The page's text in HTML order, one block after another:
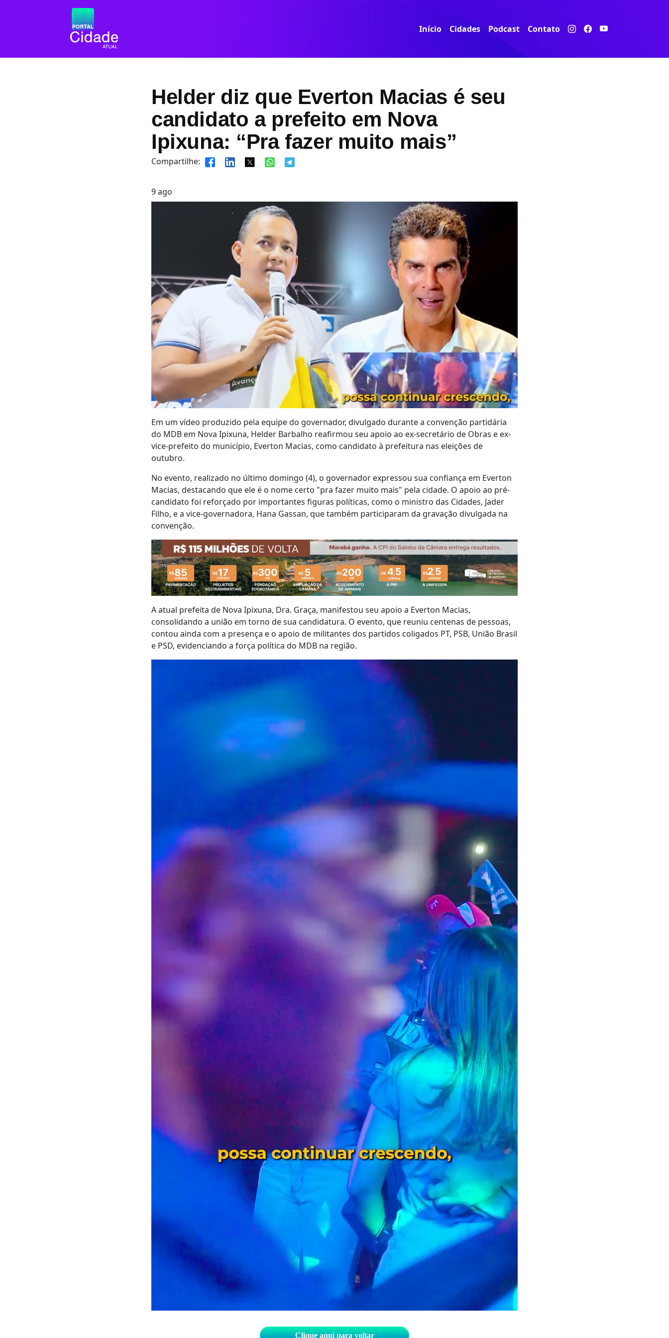
Início Cidades Podcast Contato
Helder diz que Everton Macias é seu
candidato a prefeito em Nova
Ipixuna: “Pra fazer muito mais”
Compartilhe:
9ago
Em um vídeo produzido pela equipe do governador, divulgado durante a convenção partidária
do MDB em Nova Ipixuna, Helder Barbalho reafirmou seu apoio ao ex-secretário de Obras e ex-
vice-prefeito do município, Everton Macias, como candidato à prefeitura nas eleições de
outubro.
No evento, realizado no último domingo (4), o governador expressou sua confiança em Everton
Macias, destacando que ele é o nome certo "pra fazer muito mais" pela cidade. O apoio ao pré-
candidato foi reforçado por importantes figuras políticas, como o ministro das Cidades, Jader
Filho, e a vice-governadora, Hana Gassan, que também participaram da gravação divulgada na
convenção.
A atual prefeita de Nova Ipixuna, Dra. Graça, manifestou seu apoio a Everton Macias,
consolidando a união em torno de sua candidatura. O evento, que reuniu centenas de pessoas,
contou ainda com a presença e o apoio de militantes dos partidos coligados PT, PSB, União Brasil
e PSD, evidenciando a força política do MDB na região.
Clique aqui para voltar